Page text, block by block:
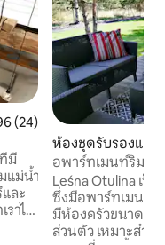
เฉลี่ย 4.96 จาก 5, 24 รีวิว
(24)
มี
แม่น้ำ
ละ
าได้
อด
ห้องชุดรับรองแขกใ
no
อพาร์ทเมนท์ริมทะ
ดิโอ 4)
Leśna Otulina เป็
ซึ่งมีอพาร์ทเมนท์ส
มีห้องครัวขนาดเล็
ส่วนตัว เหมาะสำห